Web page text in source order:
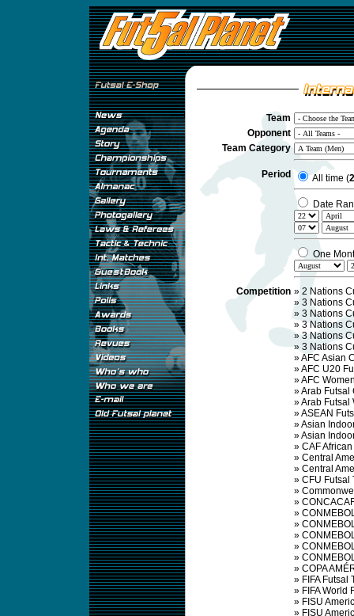
Team
Opponent
Team Category
Period All time (
Date
One
Competition » 2 Nations
» 3 Nations
» 3 Nations
» 3 Nations
»3 Nations
» 3 Nations
»AFC Asian
»AFC U20
»AFC
»Arab Futsal
»Arab Futsal
»ASEAN
»Asian
»Asian
» CAF
» Central
» Central
» CFU Futsal
»
»
»
»
»
»
»
» COPA
» FIFA Futsal
» FIFA World
» FISU
» FISU